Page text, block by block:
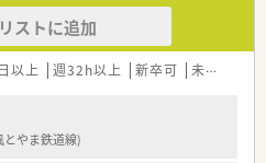
で、ワークライフバランスを最優先
間働き続けたい方です。
アップを図りたい方です。
専門知識を深め、子どもたちやご家族
薬指導を行いたい方です。
ストに追加
以上 週32h以上 新卒可 未経験可
やま鉄道線)